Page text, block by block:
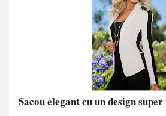
Sacou elegant cu un design